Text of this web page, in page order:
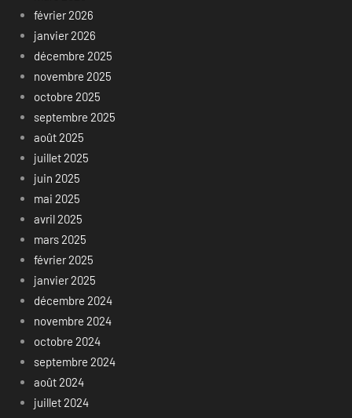
février 2026
janvier 2026
décembre 2025
novembre 2025
octobre 2025
septembre 2025
août 2025
juillet 2025
juin 2025
mai 2025
avril 2025
mars 2025
février 2025
janvier 2025
décembre 2024
novembre 2024
octobre 2024
septembre 2024
août 2024
juillet 2024